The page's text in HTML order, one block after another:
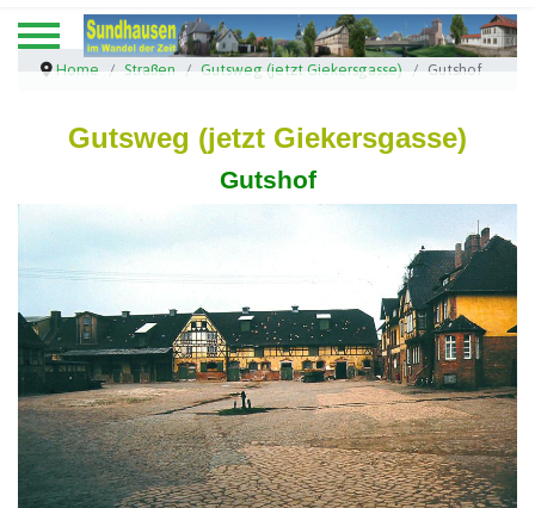
Home Straßen Gutsweg (jetzt Giekersgasse) Gutshof
Gutsweg (jetzt Giekersgasse)
Gutshof